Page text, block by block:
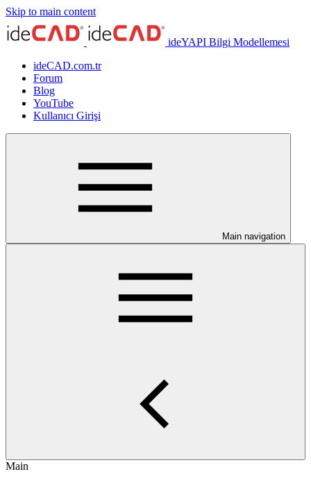
Skip to main content
ideYAPI Bilgi Modellemesi
ideCAD.com.tr
Forum
Blog
YouTube
Kullanıcı Girişi
Main navigation
Main